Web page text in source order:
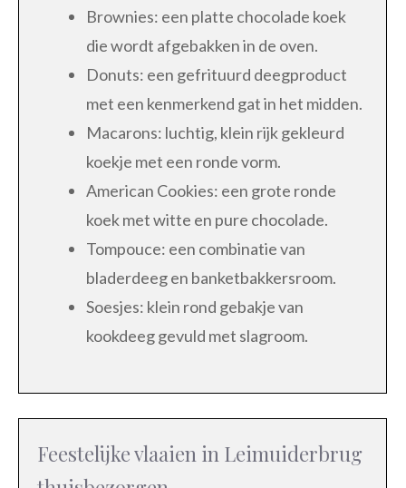
Brownies: een platte chocolade koek
die wordt afgebakken in de oven.
Donuts: een gefrituurd deegproduct
met een kenmerkend gat in het midden.
Macarons: luchtig, klein rijk gekleurd
koekje met een ronde vorm.
American Cookies: een grote ronde
koek met witte en pure chocolade.
Tompouce: een combinatie van
bladerdeeg en banketbakkersroom.
Soesjes: klein rond gebakje van
kookdeeg gevuld met slagroom.
Feestelijke vlaaien in Leimuiderbrug